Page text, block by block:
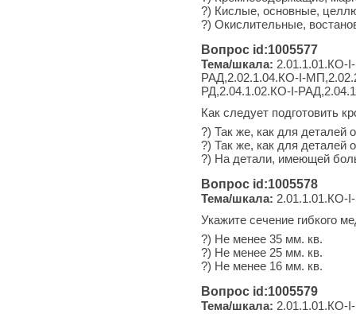
?) Кислые, основные,
?) Окислительные,
Вопрос id:1005577
Тема/шкала: 2.01.1.01.КО-
РАД,2.02.1.04.КО-I-
РД,2.04.1.02.КО-I-
Как следует подготовить
?) Так же, как для деталей
?) Так же, как для деталей
?) На детали, имеющей
Вопрос id:1005578
Тема/шкала: 2.01.1.01.КО-
Укажите сечение гибкого
?) Не менее 35 мм. кв.
?) Не менее 25 мм. кв.
?) Не менее 16 мм. кв.
Вопрос id:1005579
Тема/шкала: 2.01.1.01.КО-